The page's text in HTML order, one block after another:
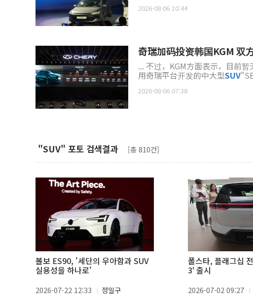
2026-08-06 10:44
奇瑞加码投资韩国KGM 双
... 不过，KGM方面表示，目前
用奇瑞平台开发的中大型SUV
2026-08-06 07:38
"SUV" 포토 검색결과 [총 810건]
볼보 ES90, '세단의 우아함과 SUV
실용성을 하나로'
2026-07-22 12:33 정일구
폴스타, 플래그십
3' 출시
2026-07-02 09:27